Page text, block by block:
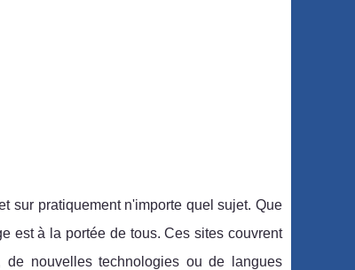
sur pratiquement n'importe quel sujet. Que
est à la portée de tous. Ces sites couvrent
de nouvelles technologies ou de langues